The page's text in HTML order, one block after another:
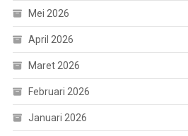
Mei 2026
April 2026
Maret 2026
Februari 2026
Januari 2026